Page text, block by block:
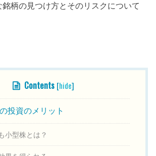
柄の見つけ方とそのリスクについて
Contents [hide]
投資のメリット
小型株とは？